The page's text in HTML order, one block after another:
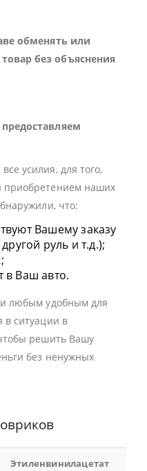
обменять или
без объяснения
усилия, для того,
приобретением наших
что:
Вашему заказу
руль и т.д.);
в Ваш авто.
любым удобным для
в ситуации в
решить Вашу
без ненужных
Этиленвинилацетат